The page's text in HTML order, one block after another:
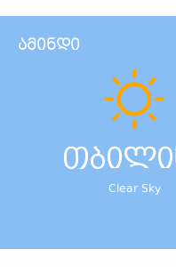
ამინდი
Clear Sky